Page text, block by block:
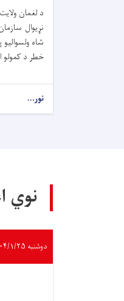
د لغمان
شاه
خطر د کمولو
نور...
نوي
دوشنبه ۱۴۰۴/۱/۲۵ - ۱۵:۱۷